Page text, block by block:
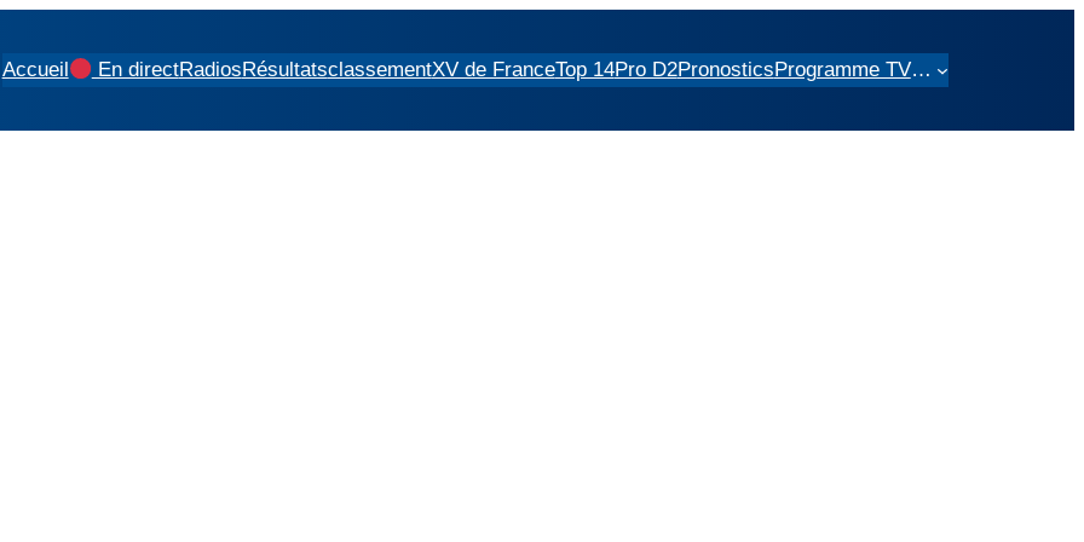
Accueil En directRadiosRésultatsclassementXV de FranceTop 14Pro D2PronosticsProgramme TV…